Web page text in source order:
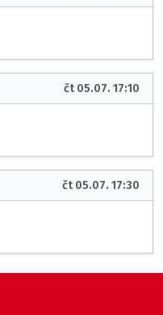
čt 05.07. 17:10
čt 05.07. 17:30